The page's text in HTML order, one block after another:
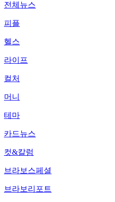
전체뉴스
피플
헬스
라이프
컬처
머니
테마
카드뉴스
컷&칼럼
브라보스페셜
브라보리포트